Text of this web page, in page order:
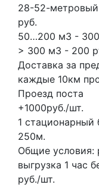
28-52-
руб.
50…200 м3 -
> 300 м3 - 200
Доставка за
каждые 10км
Проезд поста
+1000руб./шт.
1 стационарный
250м.
Общие условия:
выгрузка 1 час
руб./шт.